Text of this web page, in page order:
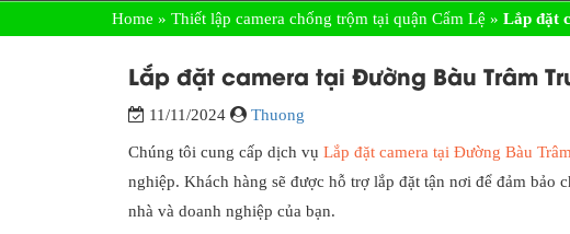
Home » Thiết lập camera chống trộm tại quận Cẩm Lệ » Lắp đặt
Lắp đặt camera tại Đường Bàu Trâm
11/11/2024 Thuong
Chúng tôi cung cấp dịch vụ Lắp đặt camera tại Đường Bàu
nghiệp. Khách hàng sẽ được hỗ trợ lắp đặt tận nơi để đảm
nhà và doanh nghiệp của bạn.